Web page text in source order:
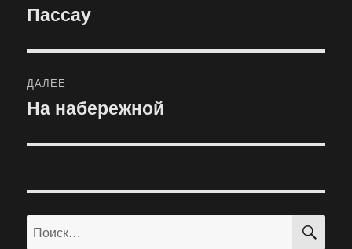
по
Предыдущая
Пассау
ДАЛЕЕ
Следующая
На набережной
Искать: